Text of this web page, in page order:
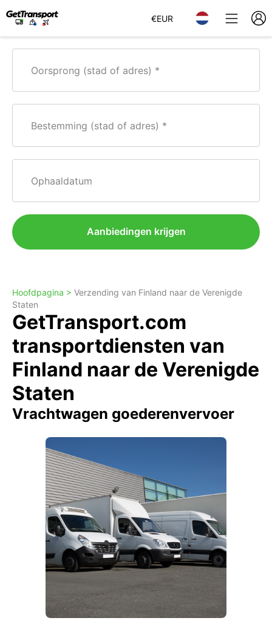
€EUR
Oorsprong (stad of adres)
Bestemming (stad of adres)
Ophaaldatum
Aanbiedingen krijgen
Hoofdpagina > Verzending van Finland naar de Verenigde
Staten
GetTransport.com
transportdiensten van
Finland naar de Verenigde
Staten
Vrachtwagen goederenvervoer